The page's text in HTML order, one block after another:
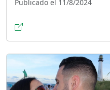
Publicado el 11/8/2024